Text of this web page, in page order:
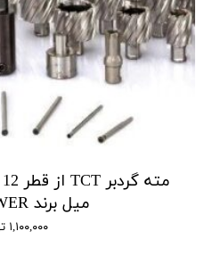
میل برند AST POWER
۱,۱۰۰,۰۰۰ تومان